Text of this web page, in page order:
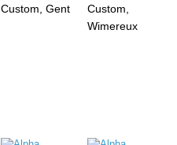
Custom, Gent
Custom,
Wimereux